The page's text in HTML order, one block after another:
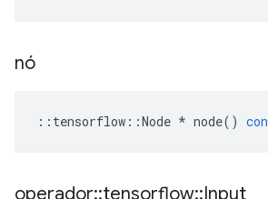
nó
:: tensorflow ::Node * node()
operador::tensorflow::Input